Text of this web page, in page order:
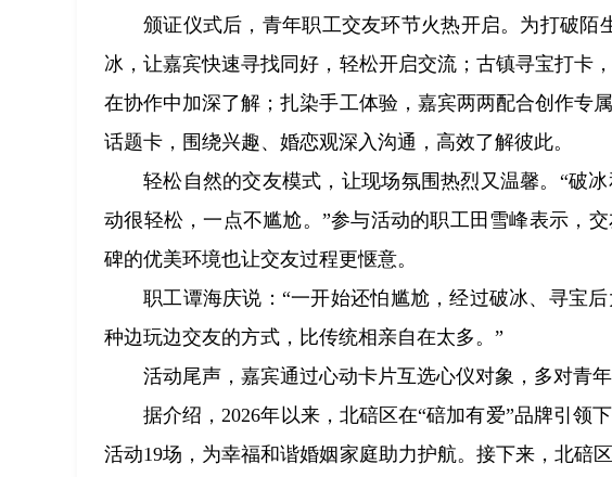
颁证仪式后，青年职工交友环节火热开启。为打破陌
冰，让嘉宾快速寻找同好，轻松开启交流；古镇寻宝打卡
在协作中加深了解；扎染手工体验，嘉宾两两配合创作专
话题卡，围绕兴趣、婚恋观深入沟通，高效了解彼此。
轻松自然的交友模式，让现场氛围热烈又温馨。“破
动很轻松，一点不尴尬。”参与活动的职工田雪峰表示，
碑的优美环境也让交友过程更惬意。
职工谭海庆说：“一开始还怕尴尬，经过破冰、寻宝
种边玩边交友的方式，比传统相亲自在太多。”
活动尾声，嘉宾通过心动卡片互选心仪对象，多对青
据介绍，2026年以来，北碚区在“碚加有爱”品牌引领
活动19场，为幸福和谐婚姻家庭助力护航。接下来，北碚